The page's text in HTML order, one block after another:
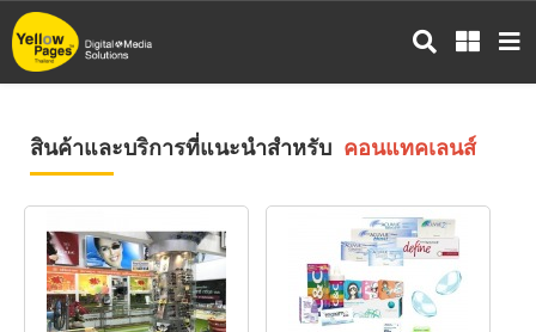
ข้าม
ไป
สินค้าและบริการที่แนะนำสำหรับ คอนแทคเลนส์